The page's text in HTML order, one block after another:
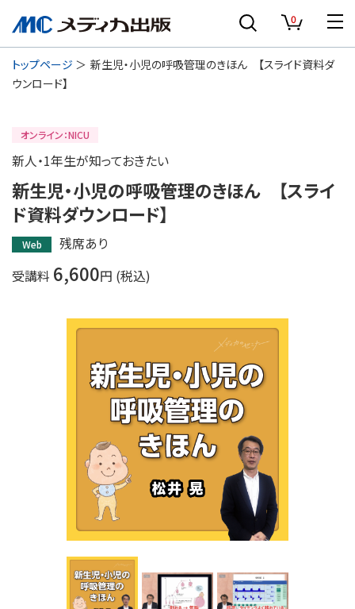
0
トップページ
新生児・小児の呼吸管理のきほん 【スライド資料ダ
ウンロード】
オンライン：NICU
新人・1年生が知っておきたい
新生児・小児の呼吸管理のきほん 【スライ
ド資料ダウンロード】
Web
残席あり
受講料 6,600円 (税込)